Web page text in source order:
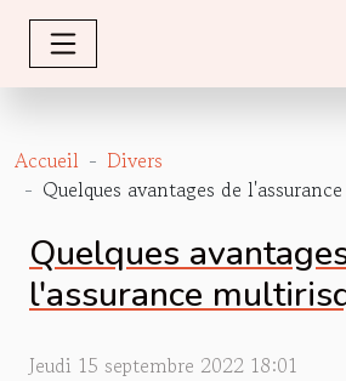
Accueil
Divers
Quelques avantages de
Quelques
l'assurance
Jeudi 15 septembre 2022 18:01